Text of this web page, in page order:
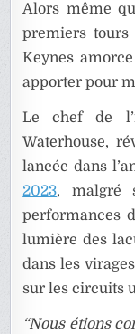
Alors même
premiers tours
Keynes
apporter pour
Le chef de
Waterhouse,
lancée dans
2023, malgré
performances
lumière des
dans les
sur les circuits
“Nous étions